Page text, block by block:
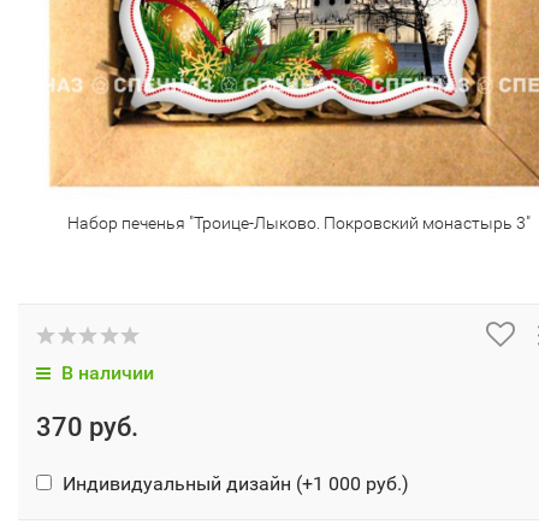
Набор печенья "Троице-Лыково. Покровский монастырь 3"
В наличии
370 руб.
Индивидуальный дизайн (+1 000 руб.)